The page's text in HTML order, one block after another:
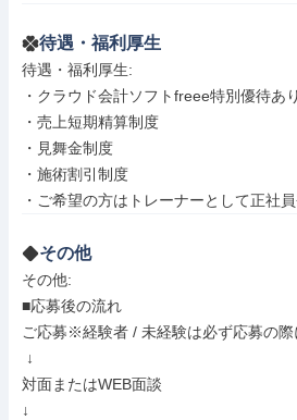
待遇・福利厚生
待遇・福利厚生:
・クラウド会計ソフトfreee特別優待あり
・売上短期精算制度
・見舞金制度
・施術割引制度
・ご希望の方はトレーナーとして正社
その他
その他:
■応募後の流れ
ご応募※経験者 / 未経験は必ず応募の
対面またはWEB面談
↓